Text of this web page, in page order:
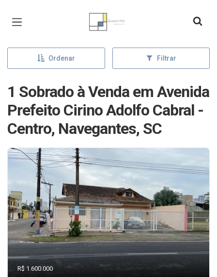
Página inicial
Ordenar Filtrar
1 Sobrado à Venda em Avenida
Prefeito Cirino Adolfo Cabral -
Centro, Navegantes, SC
R$ 1.600.000